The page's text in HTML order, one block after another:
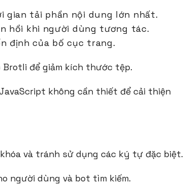
gian tải phần nội dung lớn nhất.
hồi khi người dùng tương tác.
định của bố cục trang.
Brotli để giảm kích thước tệp.
không cần thiết để cải thiện
và tránh sử dụng các ký tự đặc biệt.
người dùng và bot tìm kiếm.